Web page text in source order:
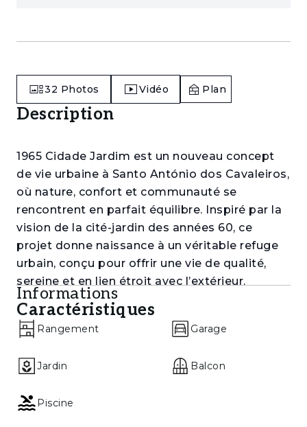
32 Photos Vidéo Plan
Description
1965 Cidade Jardim est un nouveau concept
de vie urbaine à Santo António dos Cavaleiros,
où nature, confort et communauté se
rencontrent en parfait équilibre. Inspiré par la
vision de la cité-jardin des années 60, ce
projet donne naissance à un véritable refuge
urbain, conçu pour offrir une vie de qualité,
sereine et en lien étroit avec l’extérieur.
Intégré au Parc Urbain de l’Encosta, il associe
habitat, espaces verts et services, créant un
quotidien s’écoule naturellement — entre
à proximité. Composé d’appartements de
Informations
Caractéristiques
Rangement Garage
Jardin Balcon
Piscine